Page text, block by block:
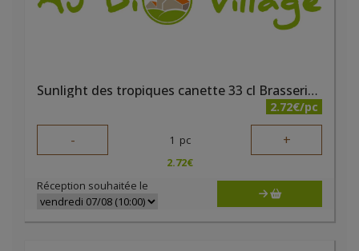
Sunlight des tropiques canette 33 cl Brasserie du Borinage
2.72€/pc
- 1 pc +
2.72€
Réception souhaitée le